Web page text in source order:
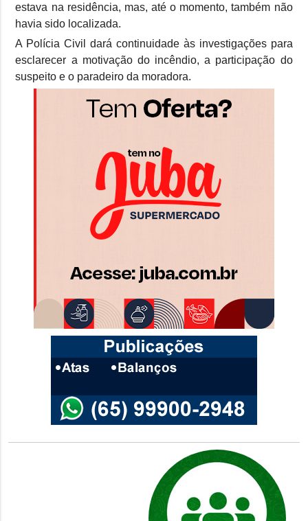
estava na residência, mas, até o momento, também não
havia sido localizada.
A Polícia Civil dará continuidade às investigações para
esclarecer a motivação do incêndio, a participação do
suspeito e o paradeiro da moradora.